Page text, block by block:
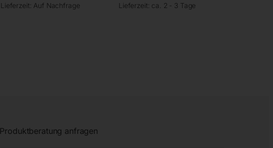
Lieferzeit: Auf Nachfrage
Lieferzeit: ca. 2 - 3 Tage
Produktberatung anfragen